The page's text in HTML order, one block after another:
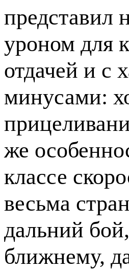
представил
уроном для
отдачей и с
минусами:
же
классе
весьма
дальний
ближнему,